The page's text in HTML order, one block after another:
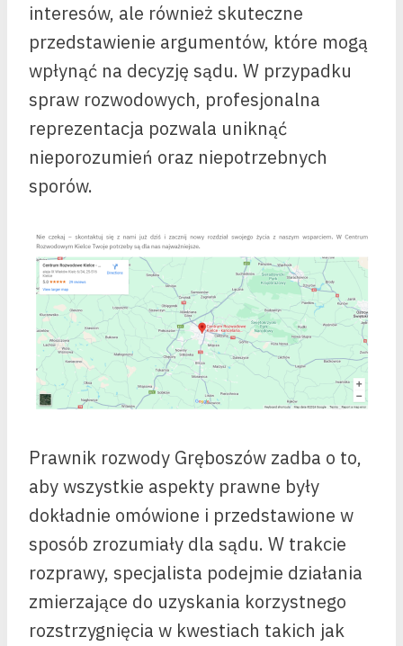
interesów, ale również skuteczne
przedstawienie argumentów, które mogą
wpłynąć na decyzję sądu. W przypadku
spraw rozwodowych, profesjonalna
reprezentacja pozwala uniknąć
nieporozumień oraz niepotrzebnych
sporów.
Prawnik rozwody Gręboszów zadba o to,
aby wszystkie aspekty prawne były
dokładnie omówione i przedstawione w
sposób zrozumiały dla sądu. W trakcie
rozprawy, specjalista podejmie działania
zmierzające do uzyskania korzystnego
rozstrzygnięcia w kwestiach takich jak